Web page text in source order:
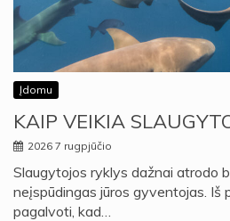
Įdomu
KAIP VEIKIA
2026 7 rugpjūčio
Slaugytojos ryklys dažnai atrodo
neįspūdingas jūros gyventojas. Iš
pagalvoti, kad…